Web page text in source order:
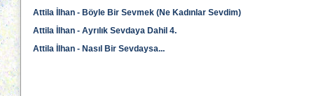
Attila İlhan - Böyle Bir Sevmek (Ne Kadınlar Sevdim)
Attila İlhan - Ayrılık Sevdaya Dahil 4.
Attila İlhan - Nasıl Bir Sevdaysa...